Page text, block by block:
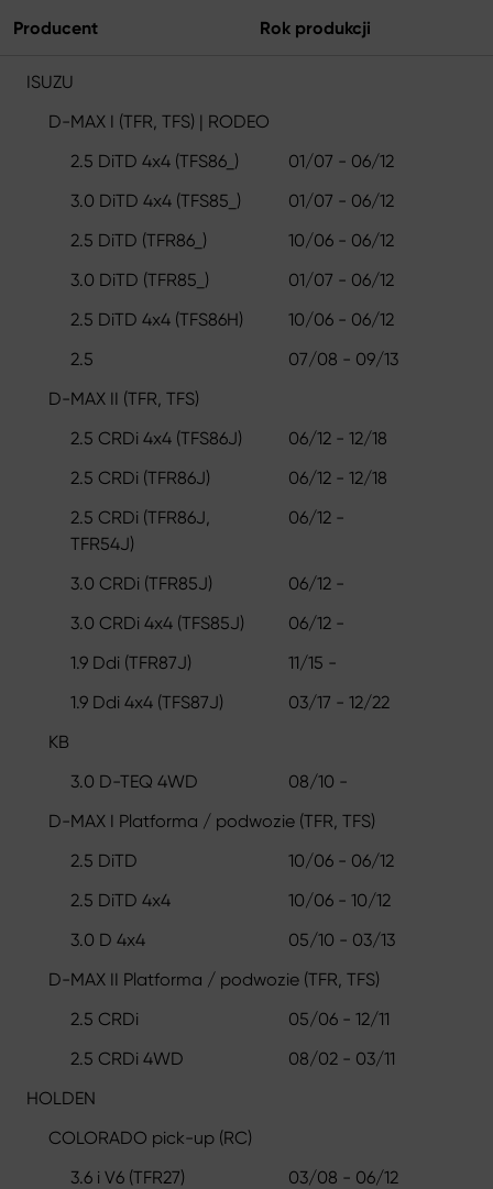
Producent Rok produkcji
ISUZU
D-MAX I (TFR, TFS) | RODEO
2.5 DiTD 4x4 (TFS86_)
01/07 - 06/12
3.0 DiTD 4x4 (TFS85_)
01/07 - 06/12
2.5 DiTD (TFR86_)
10/06 - 06/12
3.0 DiTD (TFR85_)
01/07 - 06/12
2.5 DiTD 4x4 (TFS86H)
10/06 - 06/12
2.5
07/08 - 09/13
D-MAX II (TFR, TFS)
2.5 CRDi 4x4 (TFS86J)
06/12 - 12/18
2.5 CRDi (TFR86J)
06/12 - 12/18
2.5 CRDi (TFR86J,
TFR54J)
06/12 -
3.0 CRDi (TFR85J)
06/12 -
3.0 CRDi 4x4 (TFS85J)
06/12 -
1.9 Ddi (TFR87J)
11/15 -
1.9 Ddi 4x4 (TFS87J)
03/17 - 12/22
KB
3.0 D-TEQ 4WD
08/10 -
D-MAX I Platforma / podwozie (TFR, TFS)
2.5 DiTD
10/06 - 06/12
2.5 DiTD 4x4
10/06 - 10/12
3.0 D 4x4
05/10 - 03/13
D-MAX II Platforma / podwozie (TFR, TFS)
2.5 CRDi
05/06 - 12/11
2.5 CRDi 4WD
08/02 - 03/11
HOLDEN
COLORADO pick-up (RC)
3.6 i V6 (TFR27)
03/08 - 06/12